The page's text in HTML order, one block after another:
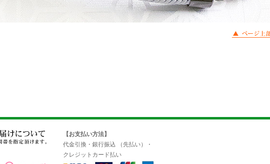
【お支払い方法】
代金引換・銀行振込 （先払い）・
クレジットカード払い